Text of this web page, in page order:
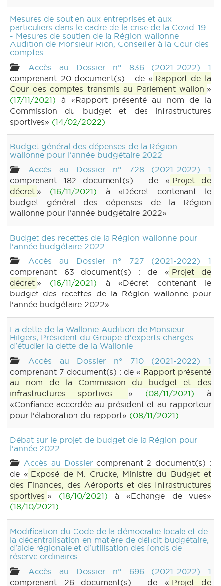
Mesures de soutien aux entreprises et aux
particuliers dans le cadre de la crise de la Covid-19
- Mesures de soutien de la Région wallonne
Audition de Monsieur Rion, Conseiller à la Cour des
comptes
Accès au Dossier n° 836 (2021-2022) 1
comprenant 20 document(s) : de « Rapport de la
Cour des comptes transmis au Parlement wallon »
(17/11/2021) à «Rapport présenté au nom de la
Commission du budget et des infrastructures
sportives» (14/02/2022)
Budget général des dépenses de la Région
wallonne pour l'année budgétaire 2022
Accès au Dossier n° 728 (2021-2022) 1
comprenant 182 document(s) : de « Projet de
décret » (16/11/2021) à «Décret contenant le
budget général des dépenses de la Région
wallonne pour l'année budgétaire 2022»
Budget des recettes de la Région wallonne pour
l'année budgétaire 2022
Accès au Dossier n° 727 (2021-2022) 1
comprenant 63 document(s) : de « Projet de
décret » (16/11/2021) à «Décret contenant le
budget des recettes de la Région wallonne pour
l'année budgétaire 2022»
La dette de la Wallonie Audition de Monsieur
Hilgers, Président du Groupe d'experts chargés
d'étudier la dette de la Wallonie
Accès au Dossier n° 710 (2021-2022) 1
comprenant 7 document(s) : de « Rapport présenté
au nom de la Commission du budget et des
infrastructures sportives
» (08/11/2021) à
«Confiance accordée au président et au rapporteur
pour l'élaboration du rapport» (08/11/2021)
Débat sur le projet de budget de la Région pour
l'année 2022
Accès au Dossier comprenant 2 document(s) :
de « Exposé de M. Crucke, Ministre du Budget et
des Finances, des Aéroports et des Infrastructures
sportives » (18/10/2021) à «Echange de vues»
(18/10/2021)
Modification du Code de la démocratie locale et de
la décentralisation en matière de déficit budgétaire,
d'aide régionale et d'utilisation des fonds de
réserve ordinaires
Accès au Dossier n° 696 (2021-2022) 1
comprenant 26 document(s) : de « Projet de